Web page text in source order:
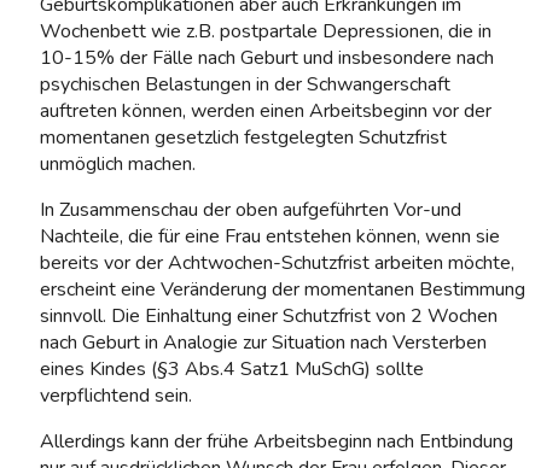
Wochenbett wie z.B. postpartale Depressionen, die in
10-15% der Fälle nach Geburt und insbe­sondere nach
psychischen Belastungen in der Schwangerschaft
auftreten können, werden einen Arbeitsbeginn vor der
momentanen gesetzlich festgelegten Schutzfrist
unmöglich machen.
In Zusammenschau der oben aufgeführten Vor-und
Nachteile, die für eine Frau entstehen können, wenn sie
bereits vor der Achtwochen-Schutzfrist arbeiten möchte,
erscheint eine Veränderung der momentanen Bestimmung
sinnvoll. Die Einhaltung einer Schutzfrist von 2 Wochen
nach Geburt in Analogie zur Situation nach Versterben
eines Kindes (§3 Abs.4 Satz1 MuSchG) sollte
verpflichtend sein.
Allerdings kann der frühe Arbeitsbeginn nach Entbindung